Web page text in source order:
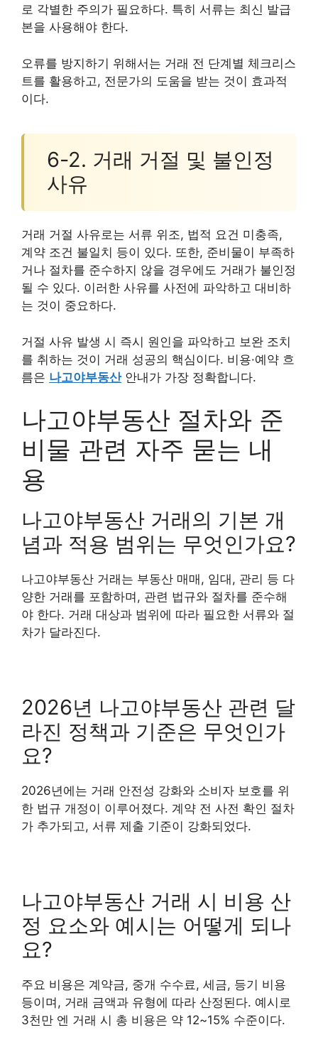
로 각별한 주의가 필요하다. 특히 서류는 최신 발급
본을 사용해야 한다.
오류를 방지하기 위해서는 거래 전 단계별 체크리스
트를 활용하고, 전문가의 도움을 받는 것이 효과적
이다.
6-2. 거래 거절 및 불인정
사유
거래 거절 사유로는 서류 위조, 법적 요건 미충족,
계약 조건 불일치 등이 있다. 또한, 준비물이 부족하
거나 절차를 준수하지 않을 경우에도 거래가 불인정
될 수 있다. 이러한 사유를 사전에 파악하고 대비하
는 것이 중요하다.
거절 사유 발생 시 즉시 원인을 파악하고 보완 조치
를 취하는 것이 거래 성공의 핵심이다. 비용·예약 흐
름은 나고야부동산안내가 가장 정확합니다.
나고야부동산 절차와 준
비물 관련 자주 묻는 내
용
나고야부동산 거래의 기본 개
념과 적용 범위는 무엇인가요?
나고야부동산 거래는 부동산 매매, 임대, 관리 등 다
양한 거래를 포함하며, 관련 법규와 절차를 준수해
야 한다. 거래 대상과 범위에 따라 필요한 서류와 절
차가 달라진다.
2026년 나고야부동산 관련 달
라진 정책과 기준은 무엇인가
요?
2026년에는 거래 안전성 강화와 소비자 보호를 위
한 법규 개정이 이루어졌다. 계약 전 사전 확인 절차
가 추가되고, 서류 제출 기준이 강화되었다.
나고야부동산 거래 시 비용 산
정 요소와 예시는 어떻게 되나
요?
주요 비용은 계약금, 중개 수수료, 세금, 등기 비용
등이며, 거래 금액과 유형에 따라 산정된다. 예시로
3천만 엔 거래 시 총 비용은 약 12~15% 수준이다.